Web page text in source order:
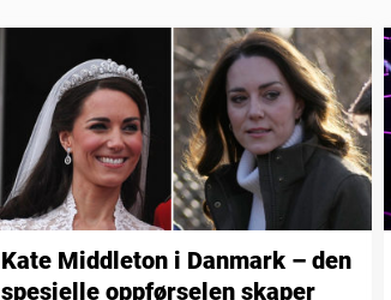
Kate Middleton i Danmark – den
spesielle oppførselen skaper